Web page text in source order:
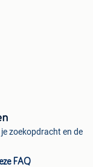
zoekopdracht en de
FAQ